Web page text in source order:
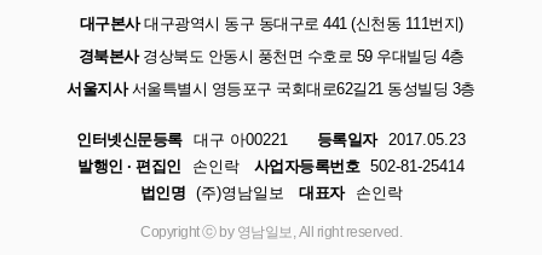
대구본사대구광역시 동구 동대구로 441 (신천동 111번지)
경북본사경상북도 안동시 풍천면 수호로 59 우대빌딩 4층
서울지사서울특별시 영등포구 국회대로62길21 동성빌딩 3층
인터넷신문등록 대구 아00221 등록일자
2017.05.23
발행인 · 편집인
손인락 사업자등록번호 502-81-25414
법인명 (주)영남일보 대표자 손인락
Copyright ⓒ by 영남일보, All right reserved.